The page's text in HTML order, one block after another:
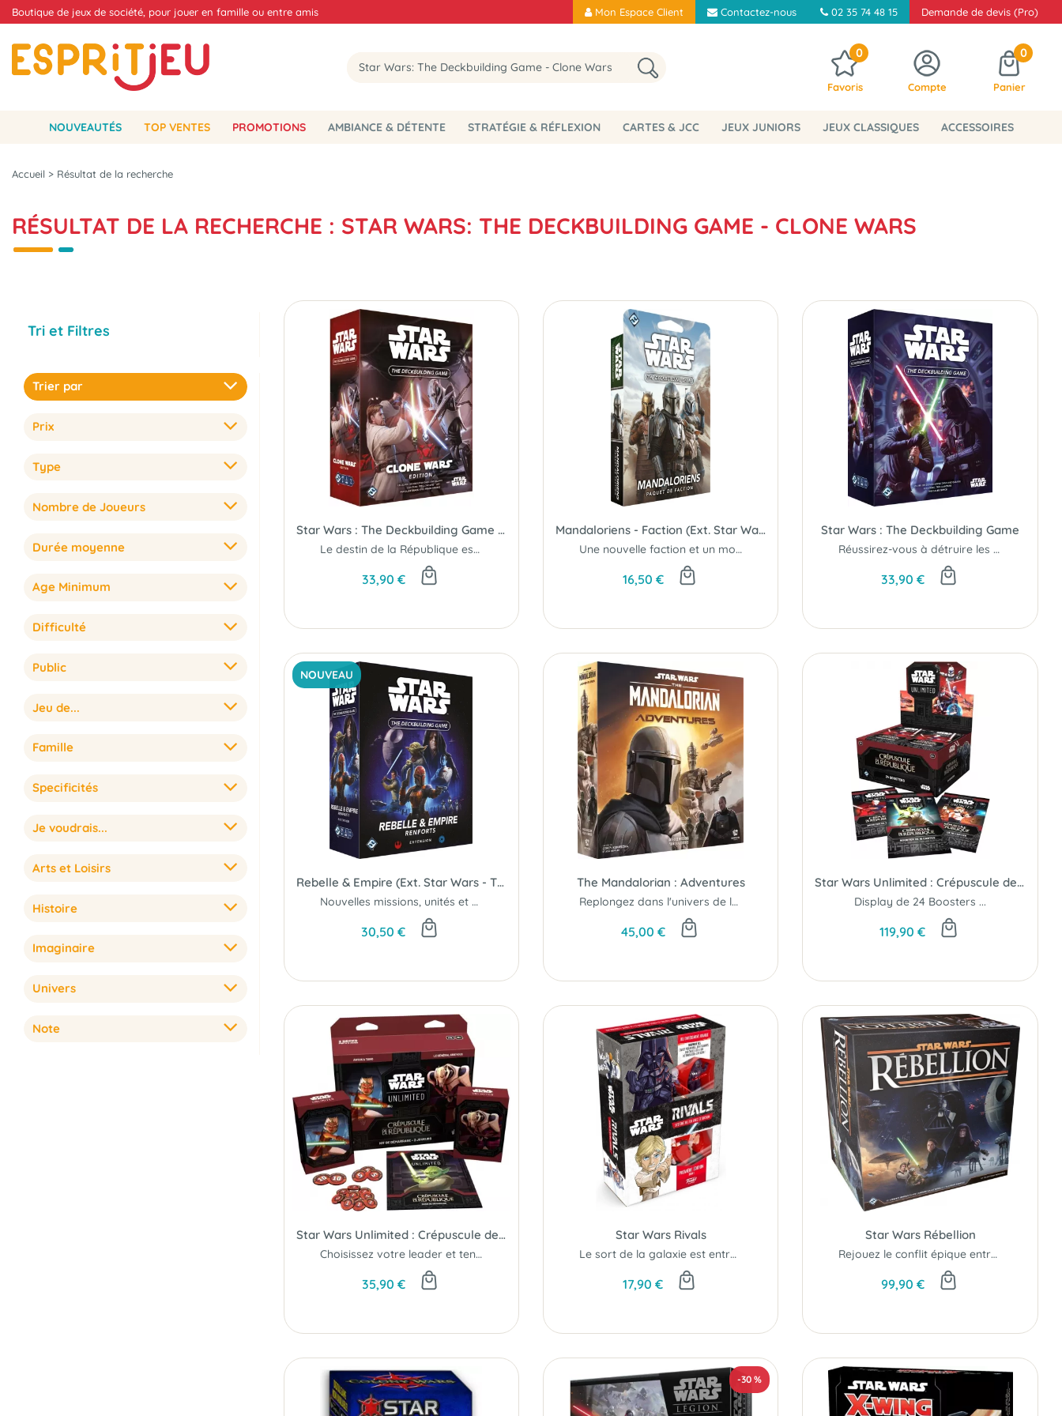
Boutique de jeux de société, pour jouer en famille ou entre amis Mon Espace Client Contactez-nous 02 35 74 48 15 Demande de devis (Pro)
0
Favoris Compte
0
Panier
NOUVEAUTÉS TOP VENTES PROMOTIONS AMBIANCE & DÉTENTE STRATÉGIE & RÉFLEXION CARTES & JCC JEUX JUNIORS JEUX CLASSIQUES ACCESSOIRES
Accueil > Résultat de la recherche
RÉSULTAT DE LA RECHERCHE : STAR WARS: THE DECKBUILDING GAME - CLONE WARS
Tri et Filtres
Trier par
Prix
Type
Nombre de Joueurs
Durée moyenne
Age Minimum
Difficulté
Public
Jeu de...
Famille
Specificités
Je voudrais...
Arts et Loisirs
Histoire
Imaginaire
Univers
Note
Star Wars : The Deckbuilding Game - Clone Wars
Le destin de la République est incertain et il repose entre vos mains...
33,90 €
Mandaloriens - Faction (Ext. Star Wars - The Deckbuilding Game)
Une nouvelle faction et un mode 3 joueurs...
16,50 €
Star Wars : The Deckbuilding Game
Réussirez-vous à détruire les bases de votre adversaire...
33,90 €
NOUVEAU
Rebelle & Empire (Ext. Star Wars - The Deckbuilding Game)
Nouvelles missions, unités et vaisseaux...
30,50 €
The Mandalorian : Adventures
Replongez dans l'univers de la série de l'univers Star Wars…
45,00 €
Star Wars Unlimited : Crépuscule de la République - Display
Display de 24 Boosters ...
119,90 €
Star Wars Unlimited : Crépuscule de la République - Kit de Démarrage 2 Joueurs
Choisissez votre leader et tentez de détruire la base ennemie...
35,90 €
Star Wars Rivals
Le sort de la galaxie est entre vos mains...
17,90 €
Star Wars Rébellion
Rejouez le conflit épique entre l'Empire Galactique et l'Alliance Rebelle!
99,90 €
-30 %